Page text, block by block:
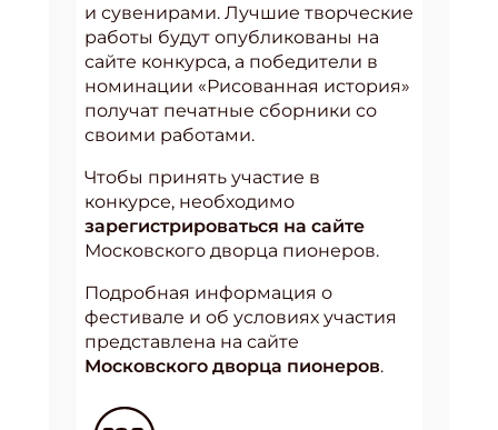
и сувенирами. Лучшие творческие
работы будут опубликованы на
сайте конкурса, а победители в
номинации «Рисованная история»
получат печатные сборники со
своими работами.
Чтобы принять участие в
конкурсе, необходимо
зарегистрироваться на сайте
Московского дворца пионеров.
Подробная информация о
фестивале и об условиях участия
представлена на сайте
Московского дворца пионеров.